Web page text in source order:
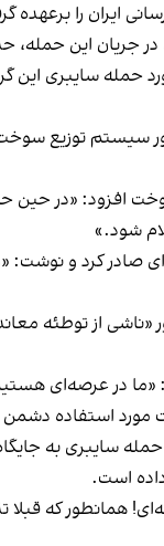
ایران را برعهده
جایگاه‌های پمپ‌بنزین مختل
ایران آبان سال ۱۴۰۰ و در آستانه دومین
سیستم توزیع
افزود: «در
شود.»
صادر کرد و نوشت:
از توطئه
«ما در عرصه‌ای
استفاده دشمن
حمله سایبری به
است.
همانطور که قبلا